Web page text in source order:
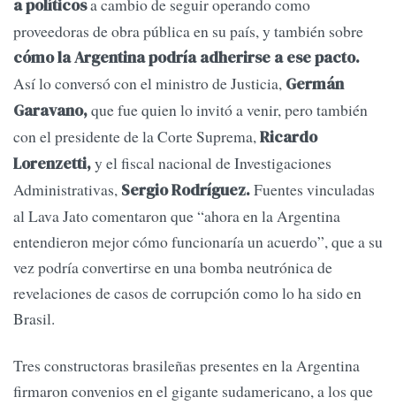
a políticosa cambio de seguir operando como
proveedoras de obra pública en su país, y también sobre
cómo la Argentina podría adherirse a ese pacto.
Así lo conversó con el ministro de Justicia, Germán
Garavano,que fue quien lo invitó a venir, pero también
con el presidente de la Corte Suprema,Ricardo
Lorenzetti,y el fiscal nacional de Investigaciones
Administrativas, Sergio Rodríguez.Fuentes vinculadas
al Lava Jato comentaron que “ahora en la Argentina
entendieron mejor cómo funcionaría un acuerdo”, que a su
vez podría convertirse en una bomba neutrónica de
revelaciones de casos de corrupción como lo ha sido en
Brasil.
Tres constructoras brasileñas presentes en la Argentina
firmaron convenios en el gigante sudamericano, a los que